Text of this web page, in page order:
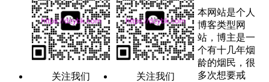
关注我们 关注我们
本网站是个人
博客类型网
站，博主是一
个有十几年烟
龄的烟民，很
多次想要戒